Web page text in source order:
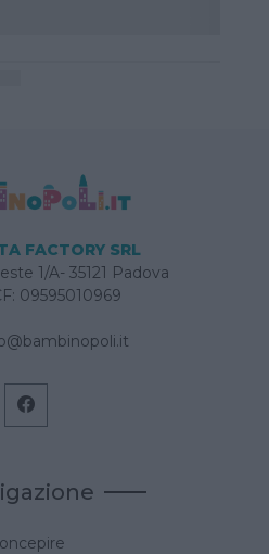
FACTORY SRL
1/A- 35121 Padova
09595010969